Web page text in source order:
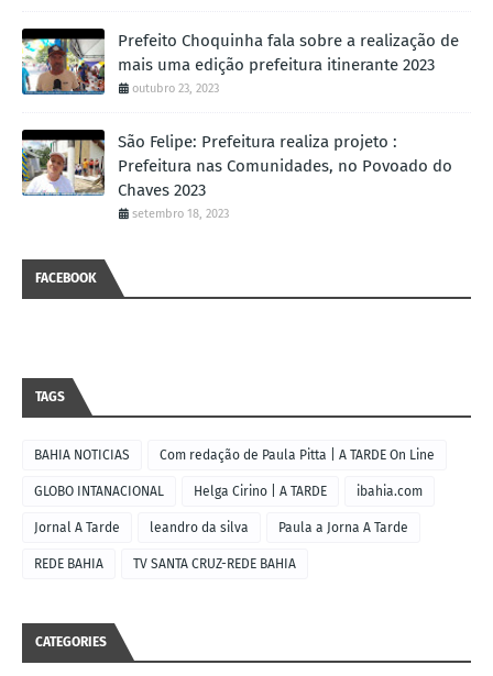
Prefeito Choquinha fala sobre a realização de
mais uma edição prefeitura itinerante 2023
outubro 23, 2023
São Felipe: Prefeitura realiza projeto :
Prefeitura nas Comunidades, no Povoado do
Chaves 2023
setembro 18, 2023
FACEBOOK
TAGS
BAHIA NOTICIAS Com redação de Paula Pitta | A TARDE On Line
GLOBO INTANACIONAL Helga Cirino | A TARDE ibahia.com
Jornal A Tarde leandro da silva Paula a Jorna A Tarde
REDE BAHIA TV SANTA CRUZ-REDE BAHIA
CATEGORIES